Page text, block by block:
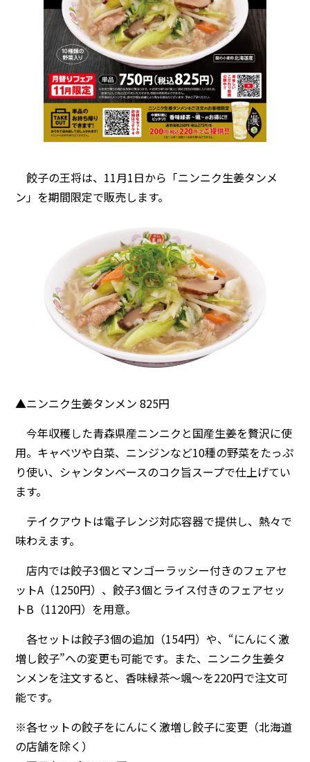
餃子の王将は、11月1日から「ニンニク生姜タンメ
ン」を期間限定で販売します。
▲ニンニク生姜タンメン 825円
今年収穫した青森県産ニンニクと国産生姜を贅沢に使
用。キャベツや白菜、ニンジンなど10種の野菜をたっぷ
り使い、シャンタンベースのコク旨スープで仕上げてい
ます。
テイクアウトは電子レンジ対応容器で提供し、熱々で
味わえます。
店内では餃子3個とマンゴーラッシー付きのフェアセ
ットA（1250円）、餃子3個とライス付きのフェアセッ
トB（1120円）を用意。
各セットは餃子3個の追加（154円）や、“にんにく激
増し餃子”への変更も可能です。また、ニンニク生姜タ
ンメンを注文すると、香味緑茶～颯～を220円で注文可
能です。
※各セットの餃子をにんにく激増し餃子に変更（北海道
の店舗を除く）